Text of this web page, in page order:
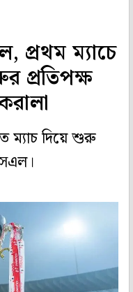
ম্যাচে
প্রতিপক্ষ
ম্যাচ দিয়ে শুরু